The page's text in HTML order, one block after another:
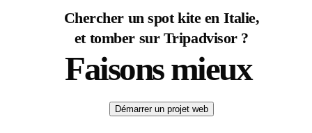
Chercher un spot kite en Italie,
et tomber sur Tripadvisor ?
Faisons mieux
Démarrer un projet web